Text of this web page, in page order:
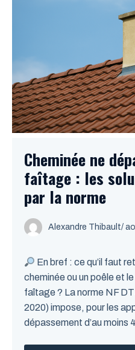
Cheminée ne
faîtage : les
par la norme
Alexandre Thibault/
En bref : ce qu’il faut
cheminée ou un poêle et
faîtage ? La norme NF
2020) impose, pour les
dépassement d’au moins